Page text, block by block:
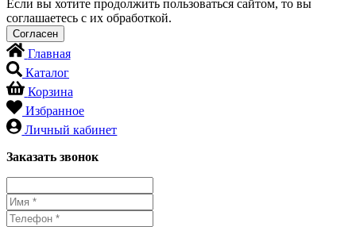
Если вы хотите продолжить пользоваться сайтом, то вы
соглашаетесь с их обработкой.
Главная
Каталог
Корзина
Избранное
Личный кабинет
Заказать звонок